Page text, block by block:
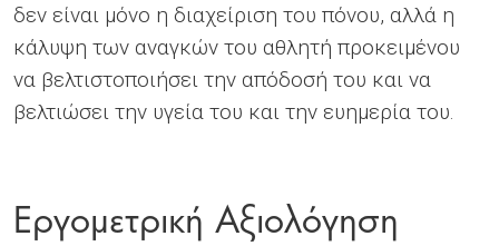
δεν είναι μόνο η διαχείριση του πόνου, αλλά η
κάλυψη των αναγκών του αθλητή προκειμένου
να βελτιστοποιήσει την απόδοσή του και να
βελτιώσει την υγεία του και την ευημερία του.
Εργομετρική Αξιολόγηση